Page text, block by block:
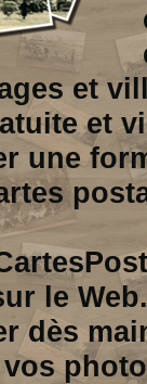
et
et
une
le Web.
dès